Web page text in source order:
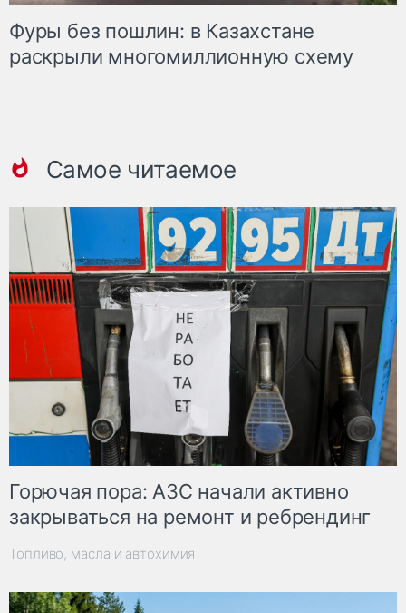
Фуры без пошлин: в Казахстане
раскрыли многомиллионную схему
Самое читаемое
Горючая пора: АЗС начали активно
закрываться на ремонт и ребрендинг
Топливо, масла и автохимия